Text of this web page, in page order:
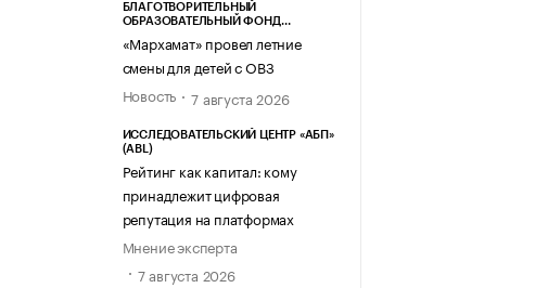
БЛАГОТВОРИТЕЛЬНЫЙ
ОБРАЗОВАТЕЛЬНЫЙ ФОНД
«Мархамат» провел летние
смены для детей с ОВЗ
Новость
7 августа 2026
ИССЛЕДОВАТЕЛЬСКИЙ ЦЕНТР «АБП»
(ABL)
Рейтинг как капитал: кому
принадлежит цифровая
репутация на платформах
Мнение эксперта
7 августа 2026